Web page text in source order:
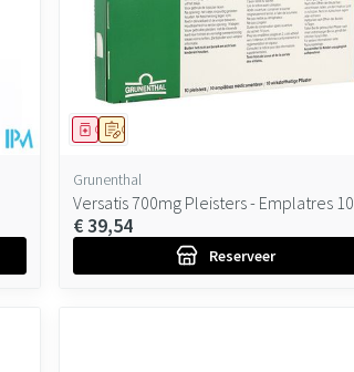
Op voorschrift
Geneesmiddel
Grunenthal
Versatis 700mg Pleisters - Emplatres 10
€ 39,54
Reserveer